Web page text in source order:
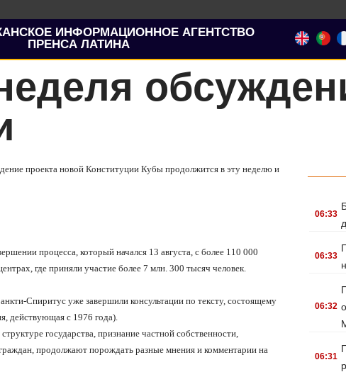
ИНФОРМАЦИОННОЕ АГЕНТСТВО
ПРЕНСА ЛАТИНА
проекта новой Конституции Кубы продолжится в эту неделю и
процесса, который начался 13 августа, с более 110 000
где приняли участие более 7 млн. 300 тысяч человек.
Спиритус уже завершили консультации по тексту, состоящему
действующая с 1976 года).
государства, признание частной собственности,
продолжают порождать разные мнения и комментарии на
.06:33
.06:33
.06:32
.06:31